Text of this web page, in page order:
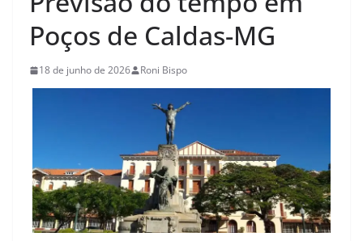
Poços de Caldas-MG
18 de junho de 2026 Roni Bispo